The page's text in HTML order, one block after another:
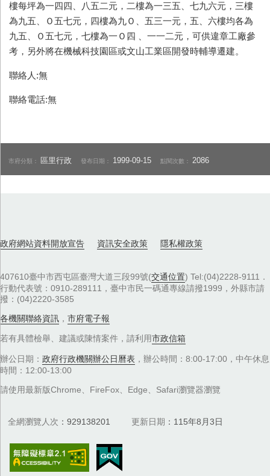
樓每坪為一四四、八五二元，二樓為一三五、七九六元，三樓
為九五、Ｏ五七元，四樓為九Ｏ、五三一元，五、六樓均各為
九五、Ｏ五七元，七樓為一Ｏ四 、一一二元，可供違章工廠參
考，另外將在機械科技園區或文山工業區開發時輔導遷建。
聯絡人:無
聯絡電話:無
市府分類： 區里行政 發布日期： 1999-09-15 點閱次數： 2086
政府網站資料開放宣告 資訊安全政策 隱私權政策
407610臺中市西屯區臺灣大道三段99號(交通位置) Tel:(04)2228-9111．
行動代表號：0910-289111，臺中市民一碼通專線請撥1999，外縣市請
撥：(04)2220-3585
各機關聯絡資訊 ， 市府電子報
若有具體檢舉、建議或陳情案件，請利用市政信箱
辦公日期： 政府行政機關辦公日曆表 ，辦公時間：8:00-17:00，中午休息
時間：12:00-13:00
請使用最新版Chrome、FireFox、Edge、Safari瀏覽器瀏覽
全網瀏覽人次 929138201 更新日期 115年8月3日